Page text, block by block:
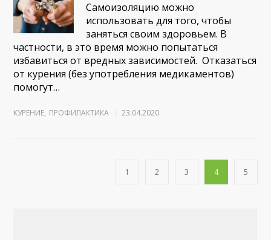
Самоизоляцию можно
использовать для того, чтобы
заняться своим здоровьем. В
частности, в это время можно попытаться
избавиться от вредных зависимостей. Отказаться
от курения (без употребления медикаментов)
помогут…
КУРЕНИЕ, ПРОФИЛАКТИКА 23.04.2020
1 2 3 4 5